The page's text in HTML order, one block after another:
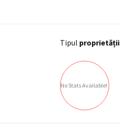
Tipul proprietății
No Stats Available!